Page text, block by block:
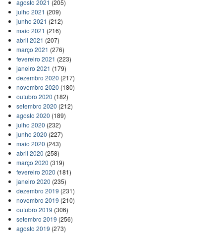
agosto 2021 (205)
julho 2021 (209)
junho 2021 (212)
maio 2021 (216)
abril 2021 (207)
março 2021 (276)
fevereiro 2021 (223)
janeiro 2021 (179)
dezembro 2020 (217)
novembro 2020 (180)
outubro 2020 (182)
setembro 2020 (212)
agosto 2020 (189)
julho 2020 (232)
junho 2020 (227)
maio 2020 (243)
abril 2020 (258)
março 2020 (319)
fevereiro 2020 (181)
janeiro 2020 (235)
dezembro 2019 (231)
novembro 2019 (210)
outubro 2019 (306)
setembro 2019 (256)
agosto 2019 (273)